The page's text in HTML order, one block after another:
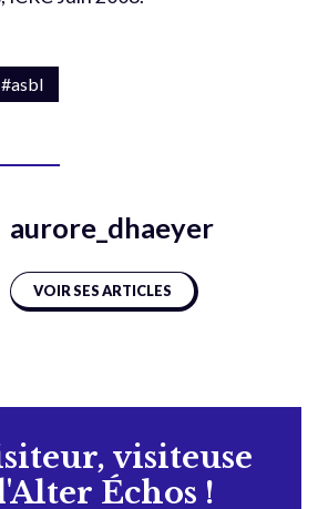
#asbl
aurore_dhaeyer
VOIR SES ARTICLES
visiteuse
Échos !